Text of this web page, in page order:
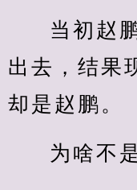
当初赵
出去，结果
却是赵鹏。
为啥不